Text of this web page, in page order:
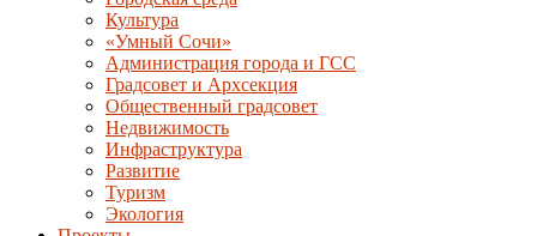
Культура
«Умный Сочи»
Администрация города и ГСС
Градсовет и Архсекция
Общественный градсовет
Недвижимость
Инфраструктура
Развитие
Туризм
Экология